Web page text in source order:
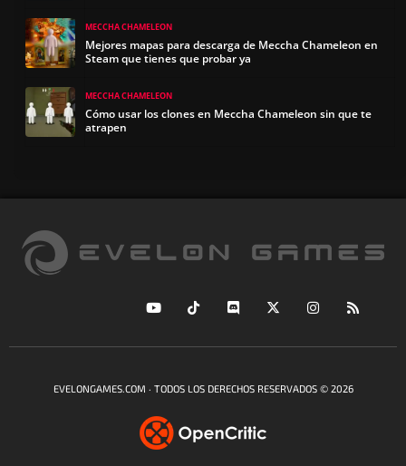
MECCHA CHAMELEON
Mejores mapas para descarga de Meccha Chameleon en
Steam que tienes que probar ya
MECCHA CHAMELEON
Cómo usar los clones en Meccha Chameleon sin que te
atrapen
EVELONGAMES.COM · TODOS LOS DERECHOS RESERVADOS © 2026